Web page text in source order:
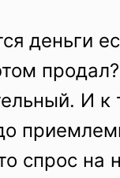
деньги
И к
спрос на